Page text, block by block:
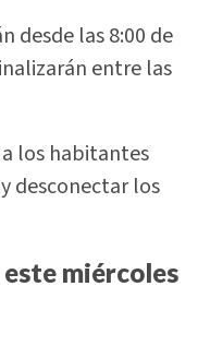
desde las 8:00 de
entre las
los habitantes
desconectar los
miércoles